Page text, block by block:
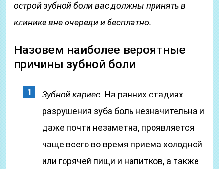
острой зубной боли вас должны принять в
клинике вне очереди и бесплатно.
Назовем наиболее вероятные
причины зубной боли
Зубной кариес. На ранних стадиях
разрушения зуба боль незначительна и
даже почти незаметна, проявляется
чаще всего во время приема холодной
или горячей пищи и напитков, а также